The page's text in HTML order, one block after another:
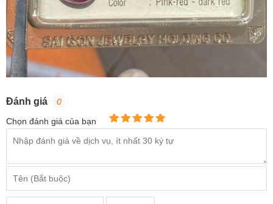
Đánh giá
0
Chọn đánh giá của bạn